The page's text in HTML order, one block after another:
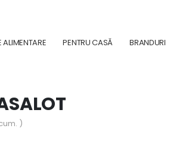
ALIMENTARE PENTRU CASĂ BRANDURI
)